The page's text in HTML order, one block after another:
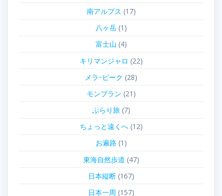
南アルプス (17)
八ヶ岳(1)
富士山 (4)
キリマンジャロ (22)
メラ･ピーク (28)
モンブラン (21)
ぶらり旅(7)
ちょっと遠くへ(12)
お遍路 (1)
東海自然歩道 (47)
日本縦断(167)
日本一周 (157)